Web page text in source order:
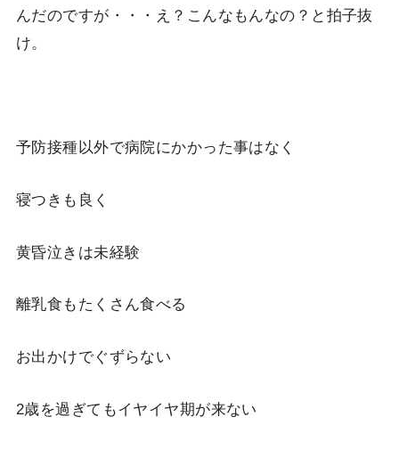
んだのですが・・・え？こんなもんなの？と拍子抜
け。
予防接種以外で病院にかかった事はなく
寝つきも良く
黄昏泣きは未経験
離乳食もたくさん食べる
お出かけでぐずらない
2歳を過ぎてもイヤイヤ期が来ない